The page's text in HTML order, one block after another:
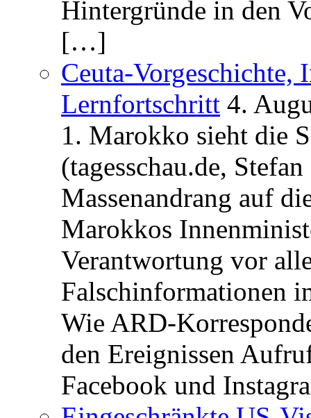
Hintergründe in den
[…]
Ceuta-Vorgeschichte,
Lernfortschritt 4.
1. Marokko sieht die
(tagesschau.de,
Massenandrang auf
Marokkos
Verantwortung vor
Falschinformationen
Wie ARD-
den Ereignissen
Facebook und